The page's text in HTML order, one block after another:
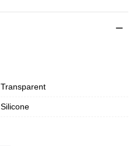
Transparent
Silicone